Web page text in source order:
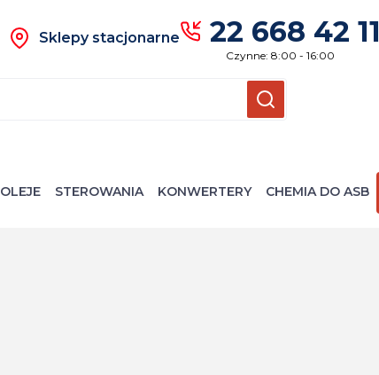
Sklepy stacjonarne 22 668 42 11
Czynne: 8:00 - 16:00
WyczyśćSzukaj
OLEJE STEROWANIA KONWERTERY CHEMIA DO ASB